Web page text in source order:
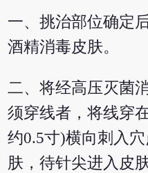
一、挑治部位确定
酒精消毒皮肤。
二、将经高压灭菌
须穿线者，将线穿
约0.5寸)横向刺入
肤，待针尖进入皮